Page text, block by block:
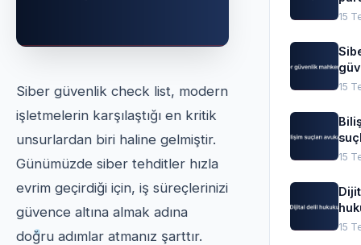
Siber güvenlik check list, modern
işletmelerin karşılaştığı en kritik
unsurlardan biri haline gelmiştir.
Günümüzde siber tehditler hızla
evrim geçirdiği için, iş süreçlerinizi
güvence altına almak adına
doğru adımlar atmanız şarttır.
15
15
15
15